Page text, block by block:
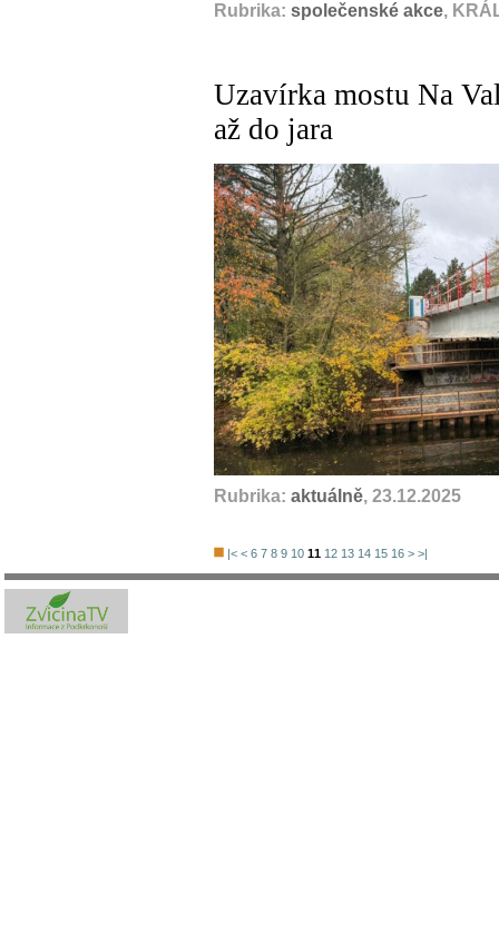
Rubrika: společenské akce,
Uzavírka mostu Na
až do jara
Rubrika: aktuálně, 23.12.2025
|< < 6 7 8 9 10 11 12 13 14 15 16 > >|